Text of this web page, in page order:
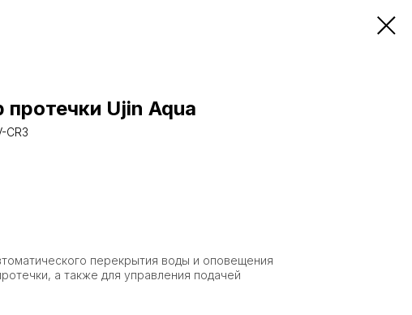
Ujin Aqua
CR3
перекрытия воды и оповещения
а также для управления подачей